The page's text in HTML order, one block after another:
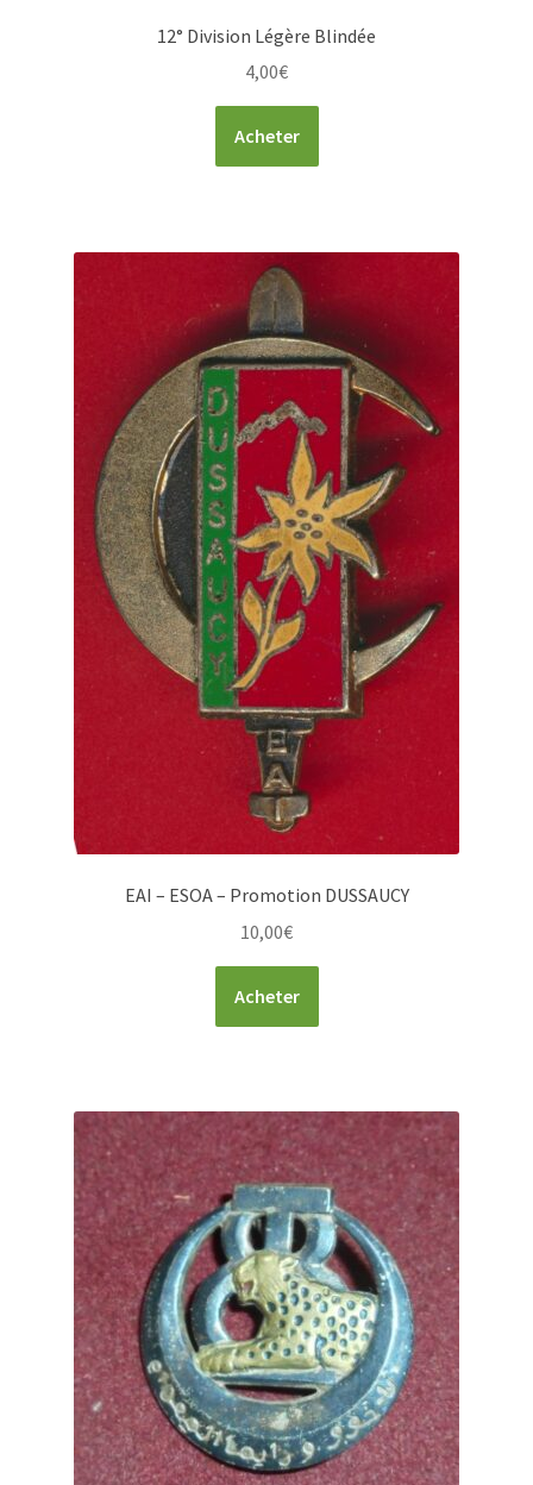
12° Division Légère Blindée
4,00€
Acheter
EAI – ESOA – Promotion DUSSAUCY
10,00€
Acheter